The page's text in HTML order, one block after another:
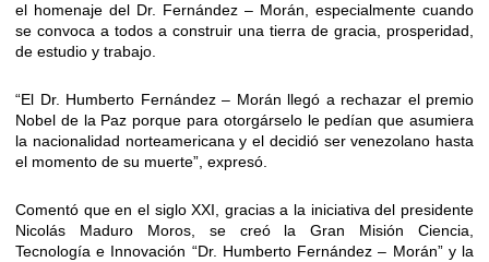
el homenaje del Dr. Fernández – Morán, especialmente cuando
se convoca a todos a construir una tierra de gracia, prosperidad,
de estudio y trabajo.
“El Dr. Humberto Fernández – Morán llegó a rechazar el premio
Nobel de la Paz porque para otorgárselo le pedían que asumiera
la nacionalidad norteamericana y el decidió ser venezolano hasta
el momento de su muerte”, expresó.
Comentó que en el siglo XXI, gracias a la iniciativa del presidente
Nicolás Maduro Moros, se creó la Gran Misión Ciencia,
Tecnología e Innovación “Dr. Humberto Fernández – Morán” y la